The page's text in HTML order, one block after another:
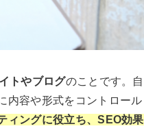
トやブログのことです。自
内容や形式をコントロール
ィングに役立ち、SEO効果